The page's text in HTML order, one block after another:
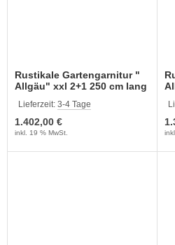
Rustikale Gartengarnitur "
Allgäu" xxl 2+1 250 cm lang
Lieferzeit: 3-4 Tage
1.402,00 €
inkl. 19 % MwSt.